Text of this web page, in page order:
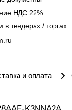
НДС 22%
в тендерах / торгах
и оплата